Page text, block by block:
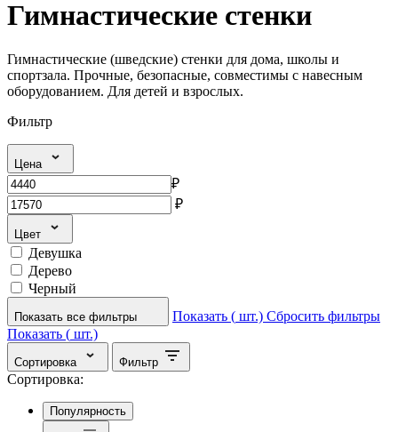
Гимнастические стенки
Гимнастические (шведские) стенки для дома, школы и
спортзала. Прочные, безопасные, совместимы с навесным
оборудованием. Для детей и взрослых.
Фильтр
Цена
₽
₽
Цвет
Девушка
Дерево
Черный
Показать все фильтры Показать ( шт.) Сбросить фильтры
Показать ( шт.)
Сортировка Фильтр
Сортировка:
Популярность